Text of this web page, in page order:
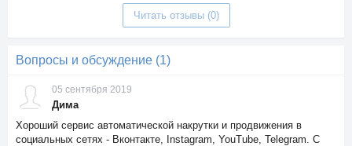
Читать отзывы (0)
Вопросы и обсуждение (1)
05 сентября 2019
Дима
Хороший сервис автоматической накрутки и продвижения в
социальных сетях - Вконтакте, Instagram, YouTube, Telegram. С